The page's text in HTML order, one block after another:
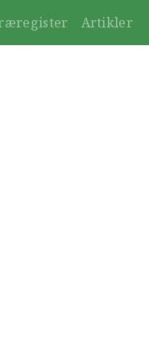
Artikler